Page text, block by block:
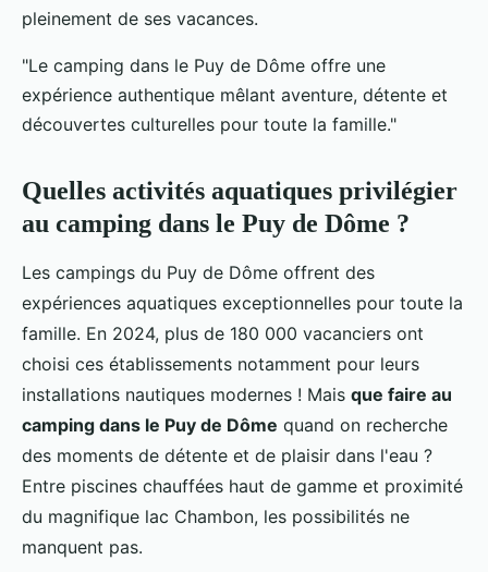
pleinement de ses vacances.
"Le camping dans le Puy de Dôme offre une
expérience authentique mêlant aventure, détente et
découvertes culturelles pour toute la famille."
Quelles activités aquatiques privilégier
au camping dans le Puy de Dôme ?
Les campings du Puy de Dôme offrent des
expériences aquatiques exceptionnelles pour toute la
famille. En 2024, plus de 180 000 vacanciers ont
choisi ces établissements notamment pour leurs
installations nautiques modernes ! Mais que faire au
camping dans le Puy de Dôme quand on recherche
des moments de détente et de plaisir dans l'eau ?
Entre piscines chauffées haut de gamme et proximité
du magnifique lac Chambon, les possibilités ne
manquent pas.